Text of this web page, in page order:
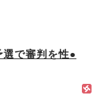
で審判を性●